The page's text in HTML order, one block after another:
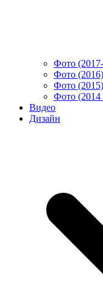
Фото
Фото (2016)
Фото (2015)
Фото (2014
Видео
Дизайн